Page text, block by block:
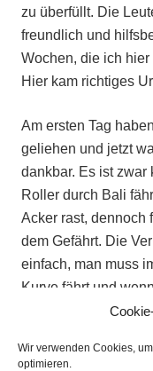
Wir verwenden Cookies,
optimieren.
zu überfüllt. Die
freundlich und
Wochen, die ich hier
Hier kam richtiges
Am ersten Tag
geliehen und jetzt
dankbar. Es ist zwar
Roller durch Bali
Acker rast, dennoch
dem Gefährt. Die
einfach, man muss
Kurve fährt und
hupt man einfach
darf man auch gern